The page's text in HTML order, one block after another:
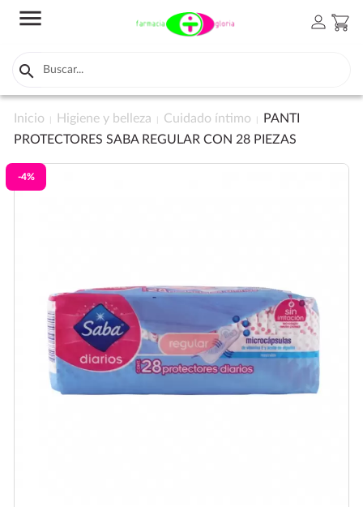
menu person shopping_cart

Inicio Higiene y belleza Cuidado íntimo
PANTI
PROTECTORES SABA REGULAR CON 28 PIEZAS
-4%